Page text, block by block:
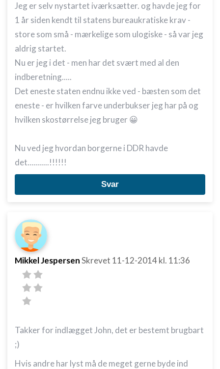
Jeg er selv nystartet iværksætter. og havde jeg for
1 år siden kendt til statens bureaukratiske krav -
store som små - mærkelige som ulogiske - så var jeg
aldrig startet.
Nu er jeg i det - men har det svært med al den
indberetning.....
Det eneste staten endnu ikke ved - bæsten som det
eneste - er hvilken farve underbukser jeg har på og
hvilken skostørrelse jeg bruger 😀
Nu ved jeg hvordan borgerne i DDR havde
det...........!!!!!!
Svar
Mikkel JespersenSkrevet 11-12-2014kl. 11:36
Takker for indlægget John, det er bestemt brugbart
;)
Hvis andre har lyst må de meget gerne byde ind